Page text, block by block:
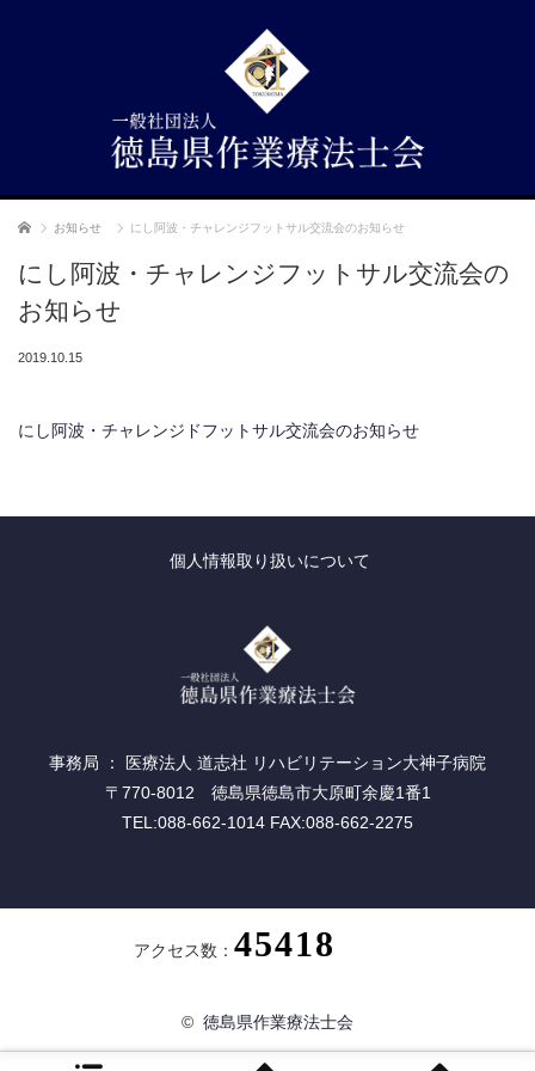
ホーム お知らせ にし阿波・チャレンジフットサル交流会のお知らせ
にし阿波・チャレンジフットサル交流会の
お知らせ
2019.10.15
にし阿波・チャレンジドフットサル交流会のお知らせ
個人情報取り扱いについて
事務局 ： 医療法人 道志社 リハビリテーション大神子病院
〒770-8012 徳島県徳島市大原町余慶1番1
TEL:088-662-1014 FAX:088-662-2275
アクセス数：
© 徳島県作業療法士会